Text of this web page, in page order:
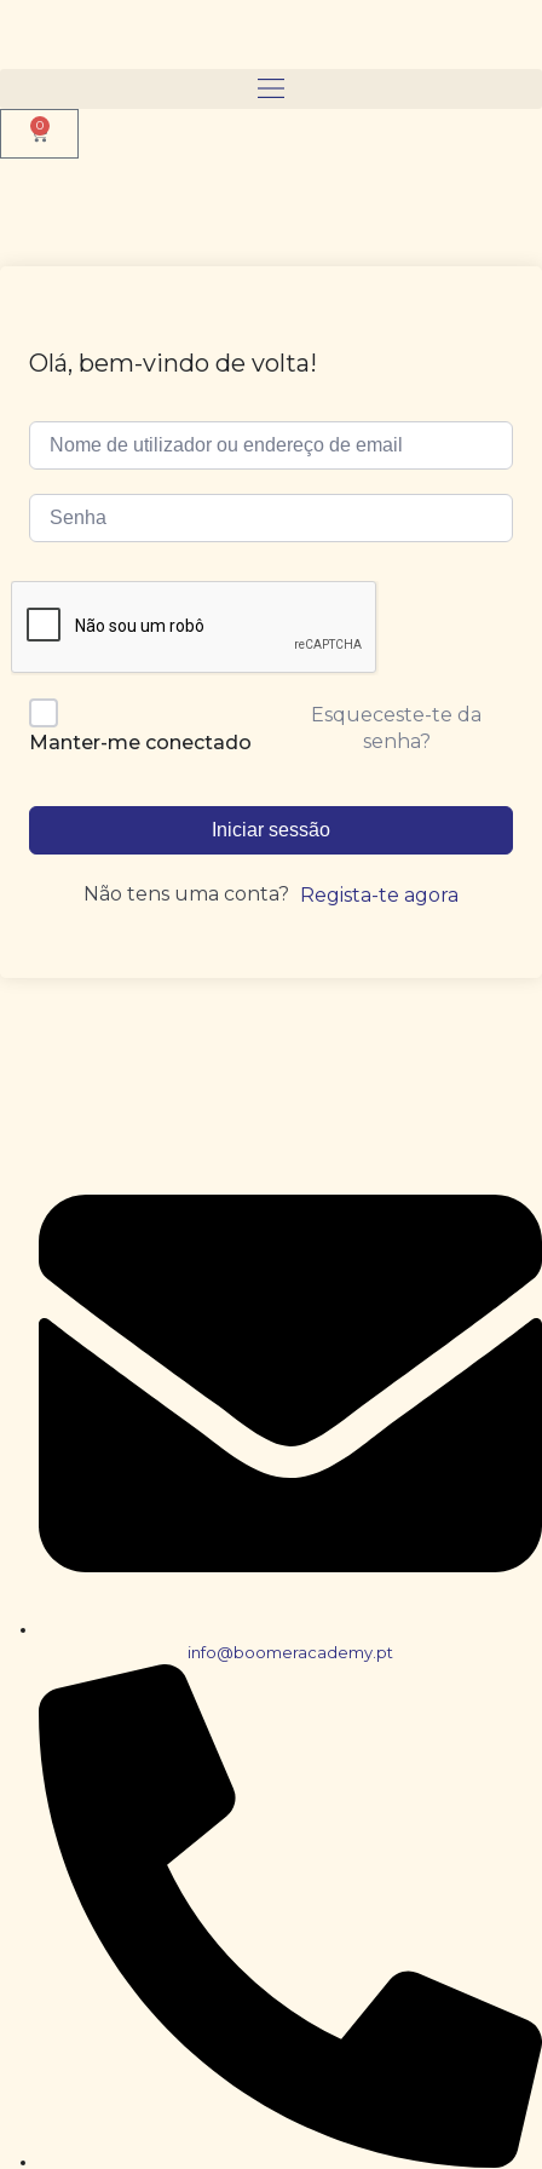
0
Olá, bem-vindo de volta!
Manter-me conectado
Esqueceste-te da
senha?
Iniciar sessão
Não tens uma conta? Regista-te agora
info@boomeracademy.pt